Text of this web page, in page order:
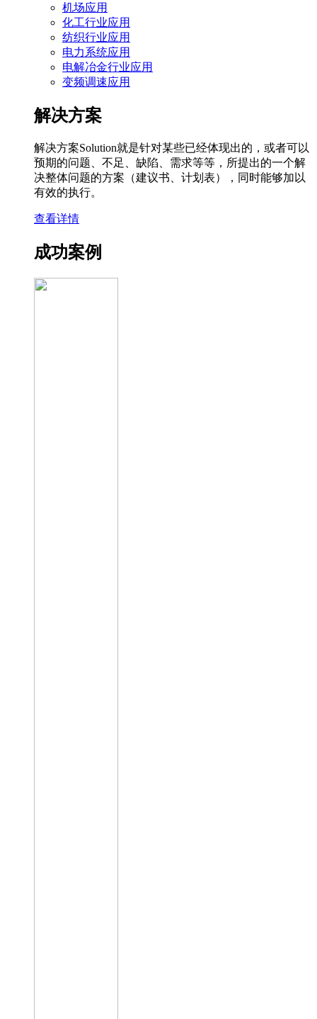
机场应用
化工行业应用
纺织行业应用
电力系统应用
电解冶金行业应用
变频调速应用
解决方案
解决方案Solution就是针对某些已经体现出的，或者可以
预期的问题、不足、缺陷、需求等等，所提出的一个解
决整体问题的方案（建议书、计划表），同时能够加以
有效的执行。
查看详情
成功案例